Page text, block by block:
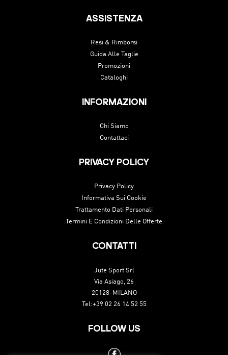
ASSISTENZA
Resi & Rimborsi
Guida Alle Taglie
Promozioni
Cataloghi
INFORMAZIONI
Chi Siamo
Contattaci
PRIVACY POLICY
Privacy Policy
Informativa Sui Cookie
Trattamento Dati Personali
Termini E Condizioni Delle Offerte
CONTATTI
Jute Sport Srl
Via Asiago, 26
20128-MILANO
Tel:+39 02 26 14 52 55
FOLLOW US